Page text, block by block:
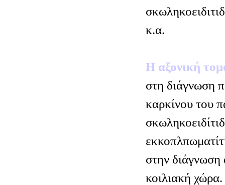
κ.α.
Η αξονική
στη διάγνωση
καρκίνου του
στην
κοιλιακή χώρα.